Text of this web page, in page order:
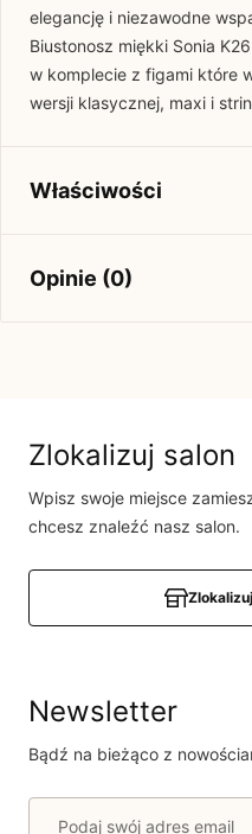
elegancję i niezawodne
Biustonosz miękki Sonia
w komplecie z figami które
wersji klasycznej, maxi i
Właściwości
Opinie (0)
Bądź pierwszą osobą,
Powiadomienie
Zlokalizuj salon
Wpisz swoje miejsce
chcesz znaleźć nasz salon.
Newsletter
Bądź na bieżąco z